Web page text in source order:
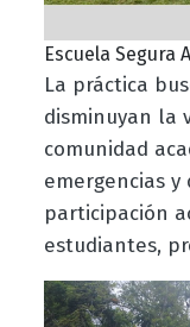
Escuela Segura
La práctica
disminuyan la
comunidad
emergencias y
participación
estudiantes,